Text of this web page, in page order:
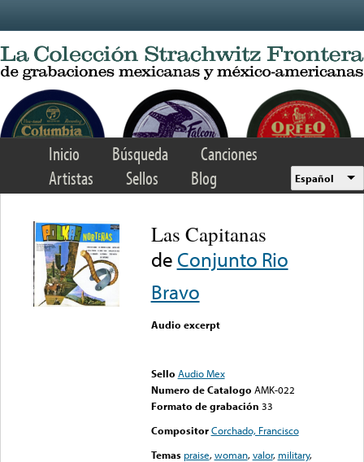
Inicio Búsqueda
Canciones
Artistas
Sellos Blog Español
Las Capitanas
de Conjunto Rio
Bravo
Audio excerpt
Sello Audio Mex
Numero de Catalogo AMK-022
Formato de grabación 33
Compositor Corchado, Francisco
Temas praise,woman,valor, military,